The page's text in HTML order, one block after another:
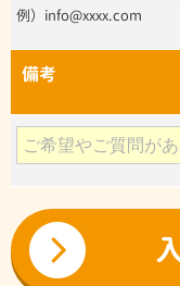
例）info@xxxx.com
備考